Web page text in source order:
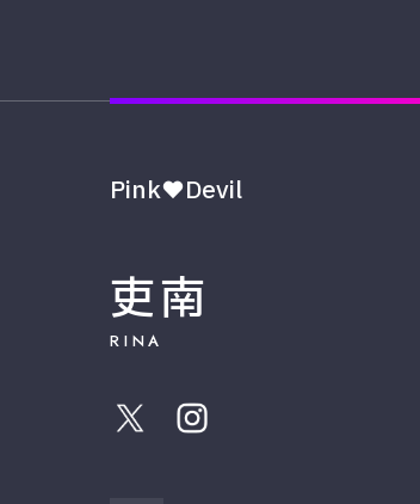
Pink♥Devil
吏南
RINA